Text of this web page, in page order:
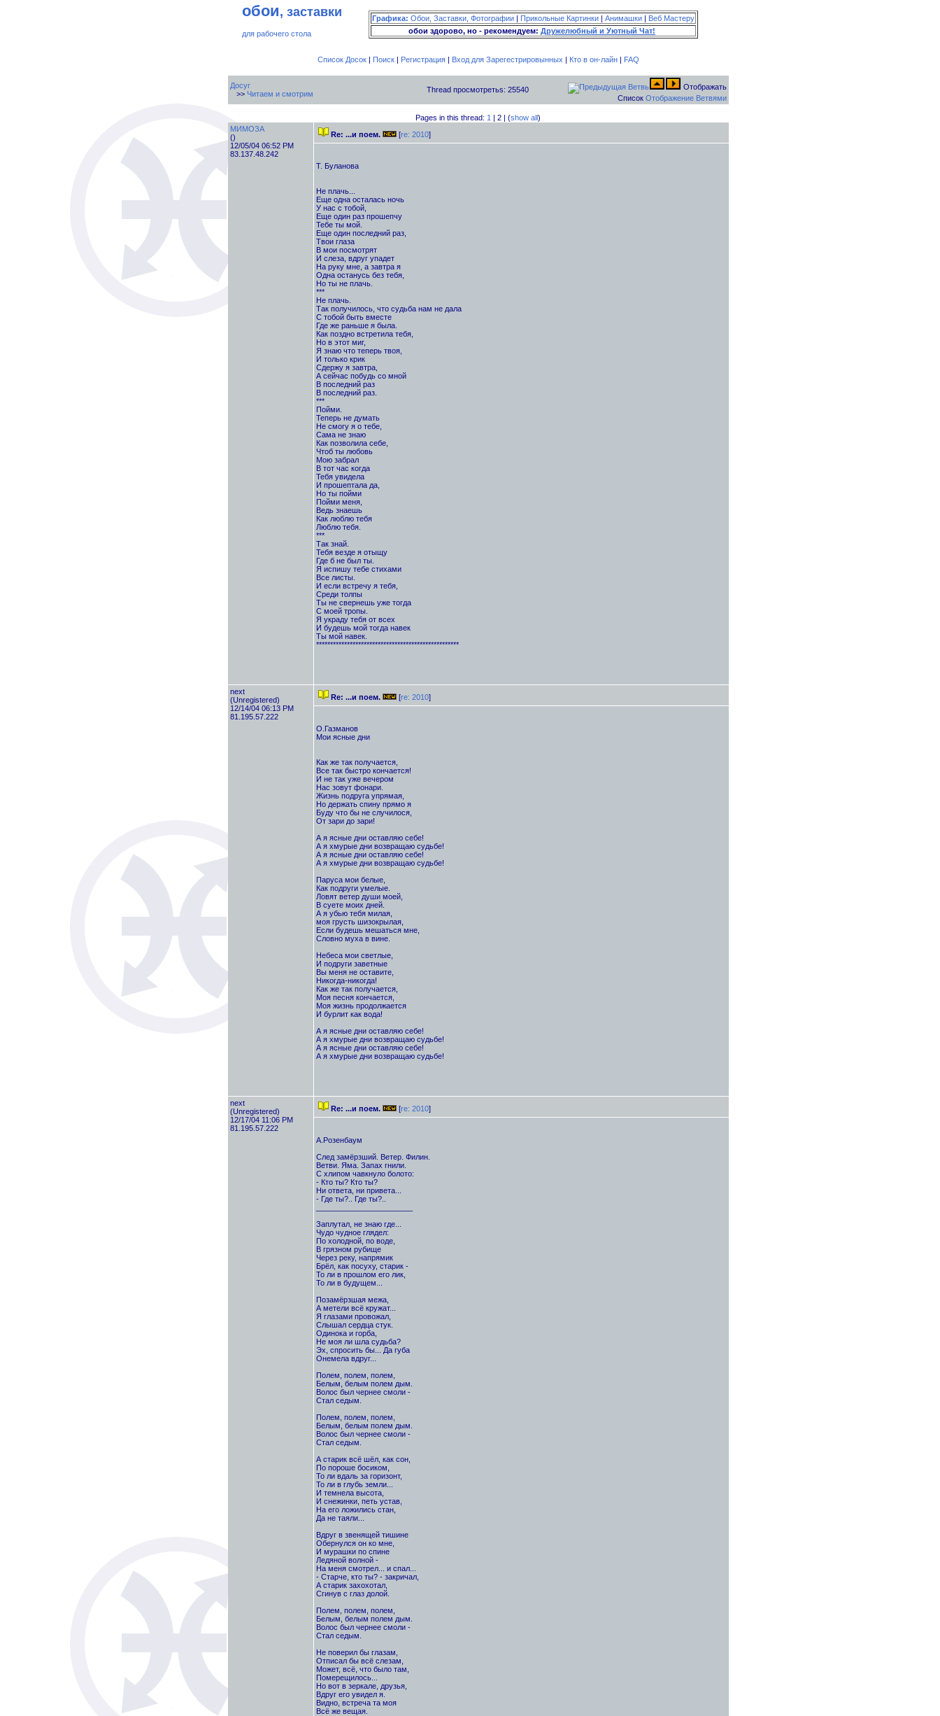
обои, заставки
для рабочего стола
Графика: Обои, Заставки, Фотографии | Прикольные Картинки | Анимашки | Веб Мастеру
обои здорово, но - рекомендуем: Дружелюбный и Уютный Чат!
Список Досок| Поиск| Регистрация| Вход для Зарегестрировынных | Кто в он-лайн| FAQ
Досуг
>> Читаем и смотрим Thread просмотретьs: 25540
Отображать
Список Отображение Ветвями
Pages in this thread: 1 | 2 | (show all)
МИМОЗА
()
12/05/04 06:52 PM
83.137.48.242
Re: ...и поем. [re: 2010]
Т. Буланова
Не плачь...
Еще одна осталась ночь
У нас с тобой,
Еще один раз прошепчу
Тебе ты мой.
Еще один последний раз,
Твои глаза
В мои посмотрят
И слеза, вдруг упадет
На руку мне, а завтра я
Одна останусь без тебя,
Но ты не плачь.
***
Не плачь.
Так получилось, что судьба нам не дала
С тобой быть вместе
Где же раньше я была.
Как поздно встретила тебя,
Но в этот миг,
Я знаю что теперь твоя,
И только крик
Сдержу я завтра,
А сейчас побудь со мной
В последний раз
В последний раз.
***
Пойми.
Теперь не думать
Не смогу я о тебе,
Сама не знаю
Как позволила себе,
Чтоб ты любовь
Мою забрал
В тот час когда
Тебя увидела
И прошептала да,
Но ты пойми
Пойми меня,
Ведь знаешь
Как люблю тебя
Люблю тебя.
***
Так знай.
Тебя везде я отыщу
Где б не был ты.
Я испишу тебе стихами
Все листы.
И если встречу я тебя,
Среди толпы
Ты не свернешь уже тогда
С моей тропы.
Я украду тебя от всех
И будешь мой тогда навек
Ты мой навек.
***************************************************
next
(Unregistered)
12/14/04 06:13 PM
81.195.57.222
Re: ...и поем. [re: 2010]
О.Газманов
Мои ясные дни
Как же так получается,
Все так быстро кончается!
И не так уже вечером
Нас зовут фонари.
Жизнь подруга упрямая,
Но держать спину прямо я
Буду что бы не случилося,
От зари до зари!
А я ясные дни оставляю себе!
А я хмурые дни возвращаю судьбе!
А я ясные дни оставляю себе!
А я хмурые дни возвращаю судьбе!
Паруса мои белые,
Как подруги умелые.
Ловят ветер души моей,
В суете моих дней.
А я убью тебя милая,
моя грусть шизокрылая,
Если будешь мешаться мне,
Словно муха в вине.
Небеса мои светлые,
И подруги заветные
Вы меня не оставите,
Никогда-никогда!
Как же так получается,
Моя песня кончается,
Моя жизнь продолжается
И бурлит как вода!
А я ясные дни оставляю себе!
А я хмурые дни возвращаю судьбе!
А я ясные дни оставляю себе!
А я хмурые дни возвращаю судьбе!
next
(Unregistered)
12/17/04 11:06 PM
81.195.57.222
Re: ...и поем. [re: 2010]
А.Розенбаум
След замёрзший. Ветер. Филин.
Ветви. Яма. Запах гнили.
С хлипом чавкнуло болото:
- Кто ты? Кто ты?
Ни ответа, ни привета...
- Где ты?.. Где ты?..
Заплутал, не знаю где...
Чудо чудное глядел:
По холодной, по воде,
В грязном рубище
Через реку, напрямик
Брёл, как посуху, старик -
То ли в прошлом его лик,
То ли в будущем...
Позамёрзшая межа,
А метели всё кружат...
Я глазами провожал,
Слышал сердца стук.
Одинока и горба,
Не моя ли шла судьба?
Эх, спросить бы... Да губа
Онемела вдруг...
Полем, полем, полем,
Белым, белым полем дым.
Волос был чернее смоли -
Стал седым.
Полем, полем, полем,
Белым, белым полем дым.
Волос был чернее смоли -
Стал седым.
А старик всё шёл, как сон,
По пороше босиком,
То ли вдаль за горизонт,
То ли в глубь земли...
И темнела высота,
И снежинки, петь устав,
На его ложились стан,
Да не таяли...
Вдруг в звенящей тишине
Обернулся он ко мне,
И мурашки по спине
Ледяной волной -
На меня смотрел... и спал...
- Старче, кто ты? - закричал,
А старик захохотал,
Сгинув с глаз долой.
Полем, полем, полем,
Белым, белым полем дым.
Волос был чернее смоли -
Стал седым.
Не поверил бы глазам,
Отписал бы всё слезам,
Может, всё, что было там,
Померещилось...
Но вот в зеркале, друзья,
Вдруг его увидел я.
Видно, встреча та моя
Всё же вещая.